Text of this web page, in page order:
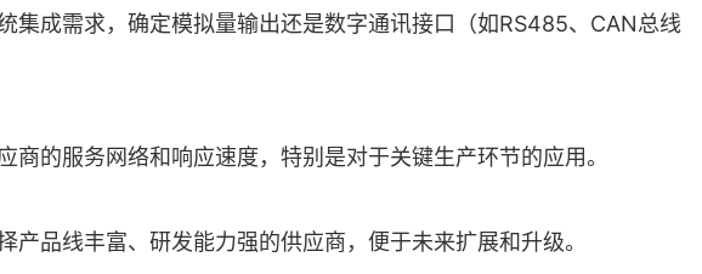
集成需求，确定模拟量输出还是数字通讯接口（如RS485、CAN总线
商的服务网络和响应速度，特别是对于关键生产环节的应用。
产品线丰富、研发能力强的供应商，便于未来扩展和升级。